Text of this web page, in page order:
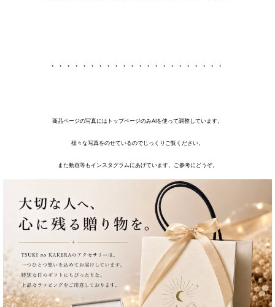
・・・・・・・・・・・・・・・・・・・・・・
商品ページの写真にはトップページのみAIを使って調整しています。
様々な写真をのせているのでじっくりご覧ください。
また動画等もインスタグラムにあげています。ご参考にどうぞ。